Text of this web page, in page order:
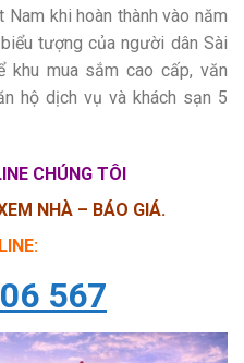
khi hoàn thành vào năm
tượng của người dân Sài
khu mua sắm cao cấp, văn
hộ dịch vụ và khách sạn 5
CHÚNG TÔI
NHÀ – BÁO GIÁ.
567